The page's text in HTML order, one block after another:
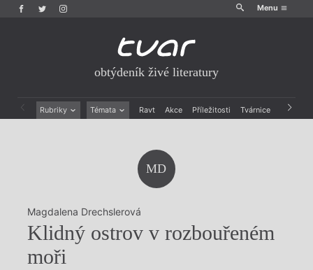
Menu
obtýdeník živé literatury
Rubriky Témata Ravt Akce Příležitosti Tvárnice Archiv
Výroční ceny
MD
Magdalena Drechslerová
Klidný ostrov v rozbouřeném
moři